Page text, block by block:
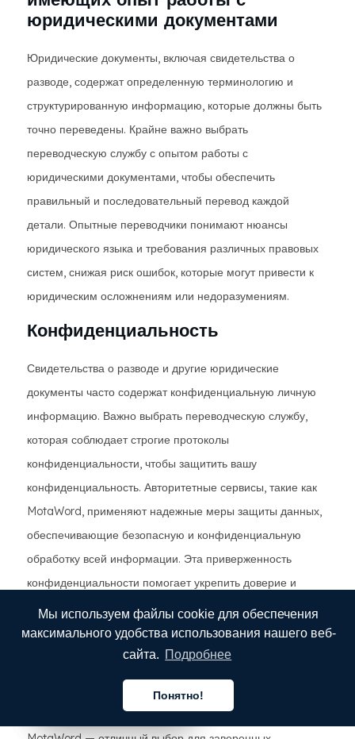
Мы используем файлы cookie для обеспечения
максимального удобства использования нашего веб-
сайта. Подробнее
Понятно!
юридическими документами
Юридические документы, включая свидетельства о
разводе, содержат определенную терминологию и
структурированную информацию, которые должны быть
точно переведены. Крайне важно выбрать
переводческую службу с опытом работы с
юридическими документами, чтобы обеспечить
правильный и последовательный перевод каждой
детали. Опытные переводчики понимают нюансы
юридического языка и требования различных правовых
систем, снижая риск ошибок, которые могут привести к
юридическим осложнениям или недоразумениям.
Конфиденциальность
Свидетельства о разводе и другие юридические
документы часто содержат конфиденциальную личную
информацию. Важно выбрать переводческую службу,
которая соблюдает строгие протоколы
конфиденциальности, чтобы защитить вашу
конфиденциальность. Авторитетные сервисы, такие как
MotaWord, применяют надежные меры защиты данных,
обеспечивающие безопасную и конфиденциальную
обработку всей информации. Эта приверженность
конфиденциальности помогает укрепить доверие и
обеспечивает уверенность в том, что ваши личные
данные не будут скомпрометированы.
Русский
Русский
Русский